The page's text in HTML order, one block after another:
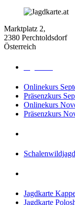
Marktplatz 2,
2380 Perchtoldsdorf
Österreich
Onlinekurs
Präsenzkurs
Onlinekurs
Präsenzkurs
Schalenwildjagd
Jagdkarte
Jagdkarte